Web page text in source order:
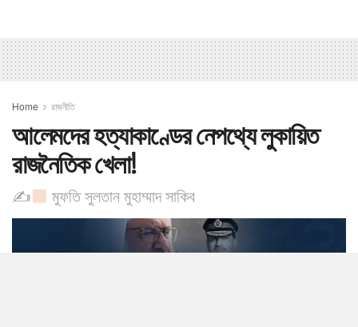
Home রাজনীতি
আলেমদের হত্যাকাণ্ডের নেপথ্যে লুকায়িত
রাজনৈতিক খেলা!
✍ ​মুফতি সুলতান মুহাম্মাদ সাকিব